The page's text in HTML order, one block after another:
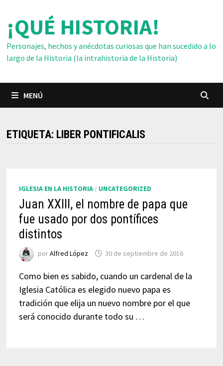
contenido
¡QUÉ HISTORIA!
Personajes, hechos y anécdotas curiosas que han sucedido a lo
largo de la Historia (la intrahistoria de la Historia)
MENÚ
ETIQUETA: LIBER PONTIFICALIS
IGLESIA EN LA HISTORIA/ UNCATEGORIZED
Juan XXIII, el nombre de papa que
fue usado por dos pontífices
distintos
porAlfred López 30 de septiembre de 2016
Como bien es sabido, cuando un cardenal de la
Iglesia Católica es elegido nuevo papa es
tradición que elija un nuevo nombre por el que
será conocido durante todo su …